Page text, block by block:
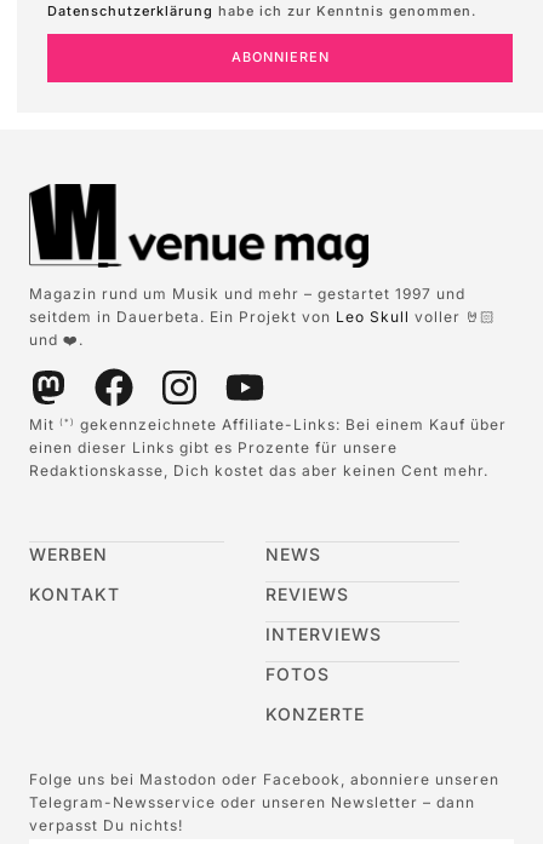
Datenschutzerklärung habe ich zur Kenntnis genommen.
ABONNIEREN
Magazin rund um Musik und mehr – gestartet 1997 und
seitdem in Dauerbeta. Ein Projekt von Leo Skull voller 🤘🏻
und ❤️.
Mit (*)
gekennzeichnete Affiliate-Links: Bei einem Kauf über
einen dieser Links gibt es Prozente für unsere
Redaktionskasse, Dich kostet das aber keinen Cent mehr.
WERBEN
KONTAKT
NEWS
REVIEWS
INTERVIEWS
FOTOS
KONZERTE
Folge uns bei Mastodon oder Facebook, abonniere unseren
Telegram-Newsservice oder unseren Newsletter – dann
verpasst Du nichts!